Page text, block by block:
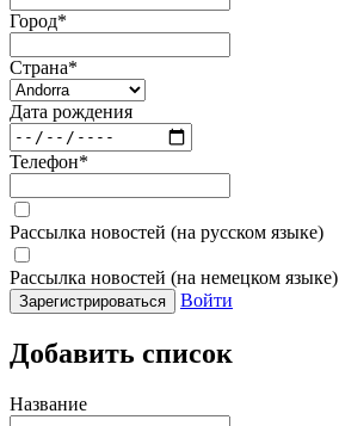
Город*
Страна*
Дата рождения
Телефон*
Рассылка новостей (на русском языке)
Рассылка новостей (на немецком языке)
Зарегистрироваться Войти
Добавить список
Название